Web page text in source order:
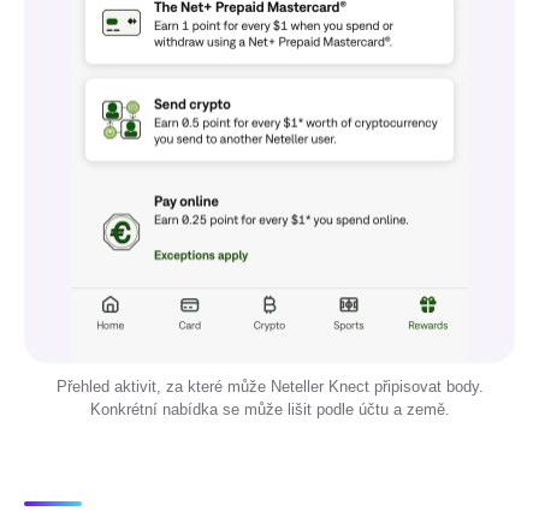
Přehled aktivit, za které může Neteller Knect připisovat body.
Konkrétní nabídka se může lišit podle účtu a země.